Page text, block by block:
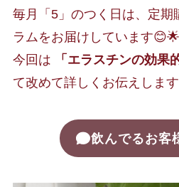
毎月「5」のつく日は、定期
ラムをお届けしています😊🌟
今回は
「エラスチンの効果
て改めて詳しくお伝えします
飲んでるお客